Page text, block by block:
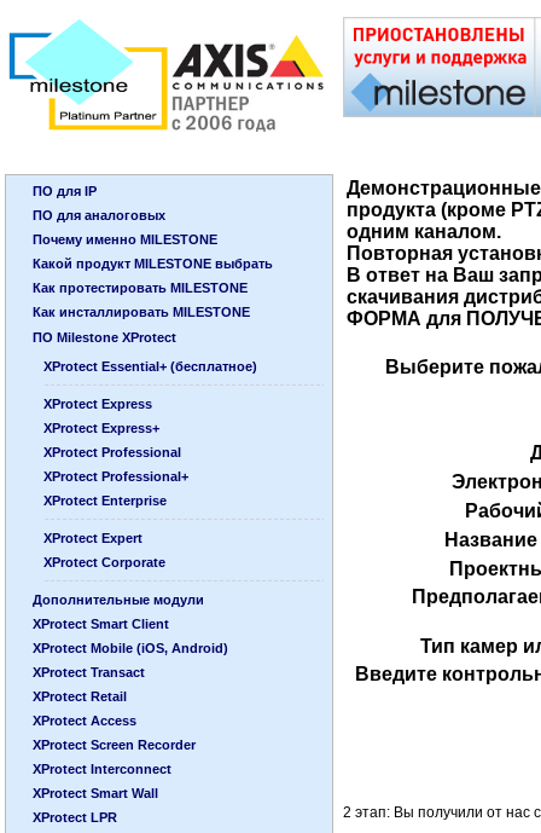
ПО для IP
ПО для аналоговых
Почему именно MILESTONE
Какой продукт MILESTONE выбрать
Как протестировать MILESTONE
Как инсталлировать MILESTONE
ПО Milestone XProtect
XProtect Essential+ (бесплатное)
XProtect Express
XProtect Express+
XProtect Professional
XProtect Professional+
XProtect Enterprise
XProtect Expert
XProtect Corporate
Дополнительные модули
XProtect Smart Client
XProtect Mobile (iOS, Android)
XProtect Transact
XProtect Retail
XProtect Access
XProtect Screen Recorder
XProtect Interconnect
XProtect Smart Wall
XProtect LPR
продукта (кроме
одним каналом.
Повторная
В ответ на Ваш
скачивания
ФОРМА для
Выберите
Тип камер
Введите
2 этап: Вы получили от нас